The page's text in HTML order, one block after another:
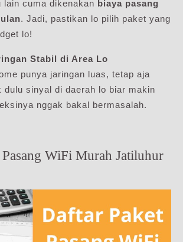
lain cuma dikenakan biaya pasang
. Jadi, pastikan lo pilih paket yang
lo!
Stabil di Area Lo
punya jaringan luas, tetap aja
dulu sinyal di daerah lo biar makin
nggak bakal bermasalah.
WiFi Murah Jatiluhur